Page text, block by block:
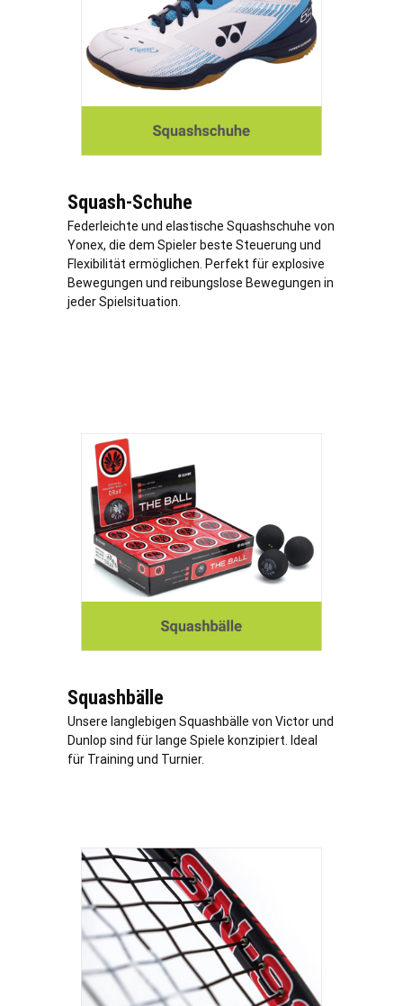
Squash-Schuhe
Federleichte und elastische Squashschuhe von
Yonex, die dem Spieler beste Steuerung und
Flexibilität ermöglichen. Perfekt für explosive
Bewegungen und reibungslose Bewegungen in
jeder Spielsituation.
Squashbälle
Unsere langlebigen Squashbälle von Victor und
Dunlop sind für lange Spiele konzipiert. Ideal
für Training und Turnier.